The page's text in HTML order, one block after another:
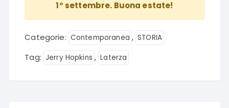
1° settembre. Buona estate!
Categorie: Contemporanea , STORIA
Tag: Jerry Hopkins , Laterza